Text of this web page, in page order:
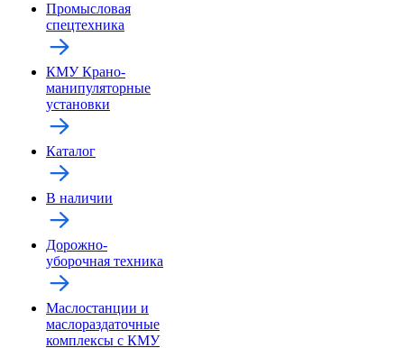
Промысловая
спецтехника
КМУ Крано-
манипуляторные
установки
Каталог
В наличии
Дорожно-
уборочная техника
Маслостанции и
маслораздаточные
комплексы с КМУ